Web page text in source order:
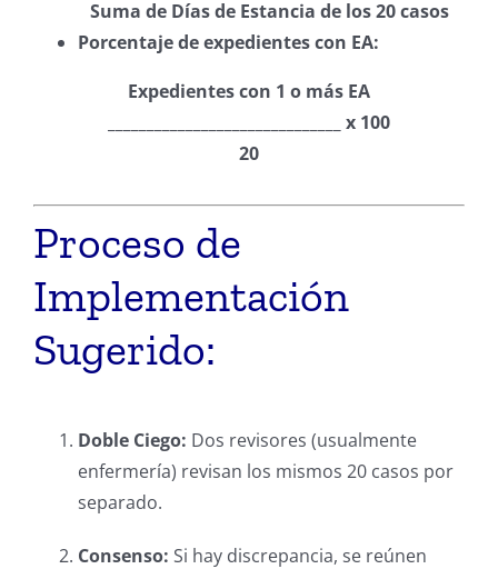
Suma de Días de Estancia de los 20 casos
Porcentaje de expedientes con EA:
Expedientes con 1 o más EA
______________________________ x 100
20
Proceso de
Implementación
Sugerido:
Doble Ciego: Dos revisores (usualmente
enfermería) revisan los mismos 20 casos por
separado.
Consenso: Si hay discrepancia, se reúnen